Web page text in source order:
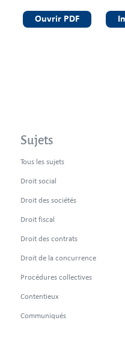
Ouvrir PDF
Sujets
Tous les sujets
Droit social
Droit des sociétés
Droit fiscal
Droit des contrats
Droit de la concurrence
Procédures collectives
Contentieux
Communiqués